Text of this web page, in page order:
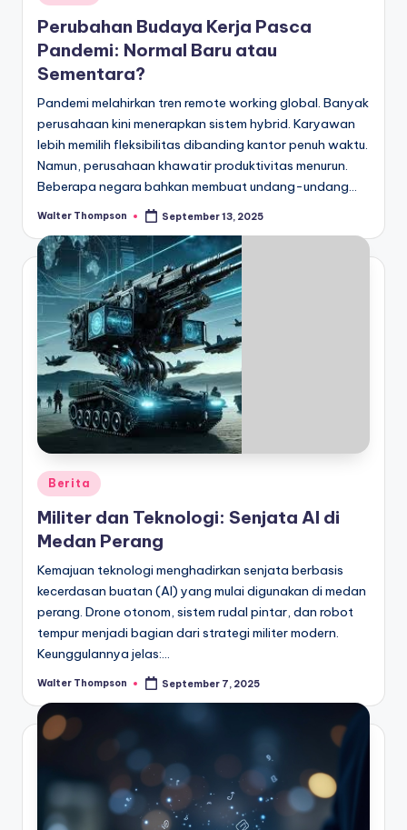
in
Perubahan Budaya Kerja Pasca
Pandemi: Normal Baru atau
Sementara?
Pandemi melahirkan tren remote working global. Banyak
perusahaan kini menerapkan sistem hybrid. Karyawan
lebih memilih fleksibilitas dibanding kantor penuh waktu.
Namun, perusahaan khawatir produktivitas menurun.
Beberapa negara bahkan membuat undang-undang…
Posted
Walter Thompson September 13, 2025
Posted
in
Berita
Militer dan Teknologi: Senjata AI di
Medan Perang
Kemajuan teknologi menghadirkan senjata berbasis
kecerdasan buatan (AI) yang mulai digunakan di medan
perang. Drone otonom, sistem rudal pintar, dan robot
tempur menjadi bagian dari strategi militer modern.
Keunggulannya jelas:…
Posted
Walter Thompson September 7, 2025